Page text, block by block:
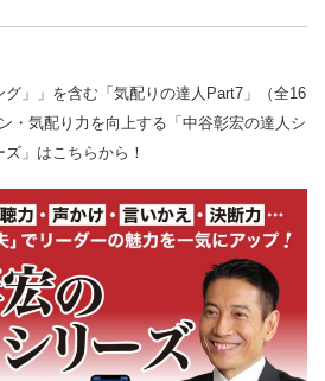
」」を含む「気配りの達人Part7」（全16
・気配り力を向上する「中谷彰宏の達人シ
ズ」はこちらから！